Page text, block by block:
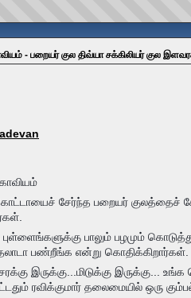
- பறையர் குல திவ்யா சக்கிலியர் குல
சேர்ந்த பறையர் குலத்தைச்
பாலும் பழமும்
பண்றீங்க என்று கொதிக்கிறார்கள்.
இருக்கு...மிடுக்கு இருக்கு...
ரவிக்குமார் தலைமையில் ஒரு